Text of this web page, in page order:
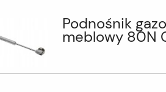
Podnośnik
meblowy 80N